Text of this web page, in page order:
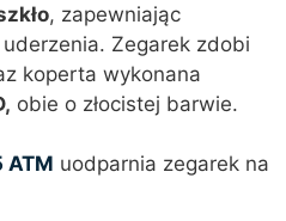
, zapewniając
Zegarek zdobi
koperta wykonana
obie o złocistej barwie.
ATM uodparnia zegarek na